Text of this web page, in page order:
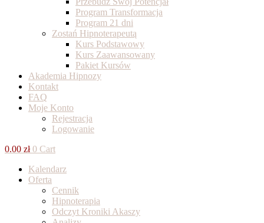
Program Transformacja
Program 21 dni
Zostań Hipnoterapeutą
Kurs Podstawowy
Kurs Zaawansowany
Pakiet Kursów
Akademia Hipnozy
Kontakt
FAQ
Moje Konto
Rejestracja
Logowanie
0.00 zł 0 Cart
Kalendarz
Oferta
Cennik
Hipnoterapia
Odczyt Kroniki Akaszy